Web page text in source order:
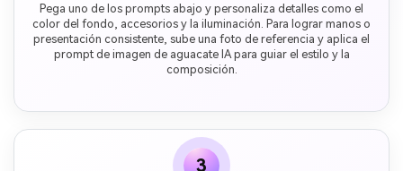
Pega uno de los prompts abajo y personaliza detalles como el
color del fondo, accesorios y la iluminación. Para lograr manos o
presentación consistente, sube una foto de referencia y aplica el
prompt de imagen de aguacate IA para guiar el estilo y la
composición.
3